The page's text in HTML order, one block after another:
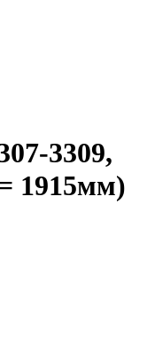
3309,
1915мм)